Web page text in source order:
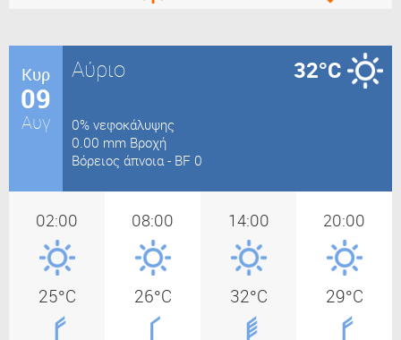
Κυρ
09
Αυγ
Αύριο 32°C
0% νεφοκάλυψης
0.00 mm Βροχή
Βόρειος άπνοια - BF 0
02:00
25°C
08:00
26°C
14:00
32°C
20:00
29°C